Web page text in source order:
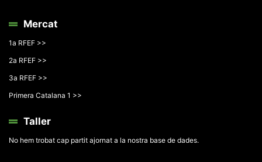
Mercat
1a RFEF >>
2a RFEF >>
3a RFEF >>
Primera Catalana 1 >>
Taller
No hem trobat cap partit ajornat a la nostra base de dades.